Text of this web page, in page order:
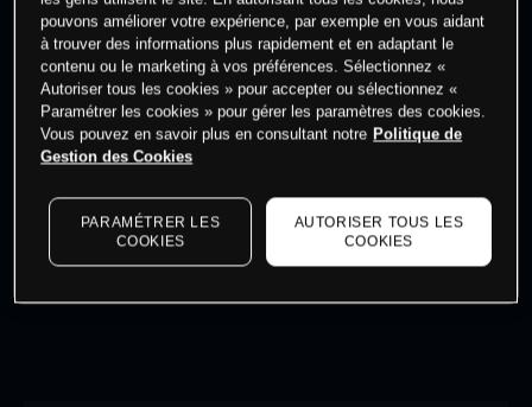
Commencez à trader
dernières données du marché.Log into see latest
market data
pouvons améliorer votre expérience, par exemple en vous aidant
à trouver des informations plus rapidement et en adaptant le
contenu ou le marketing à vos préférences. Sélectionnez «
Autoriser tous les cookies » pour accepter ou sélectionnez «
Paramétrer les cookies » pour gérer les paramètres des cookies.
Vous pouvez en savoir plus en consultant notre Politique de
Gestion des Cookies
PARAMÉTRER LES
COOKIES
AUTORISER TOUS LES
COOKIES